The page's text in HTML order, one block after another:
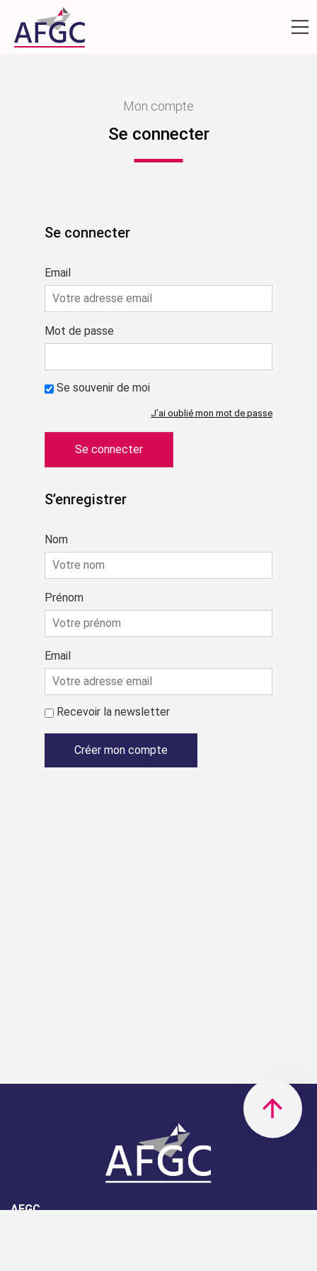
Mon compte
Se connecter
Se connecter
Email
Mot de passe
Se souvenir de moi
J’ai oublié mon mot de passe
S’enregistrer
Nom
Prénom
Email
Recevoir la newsletter
AFGC